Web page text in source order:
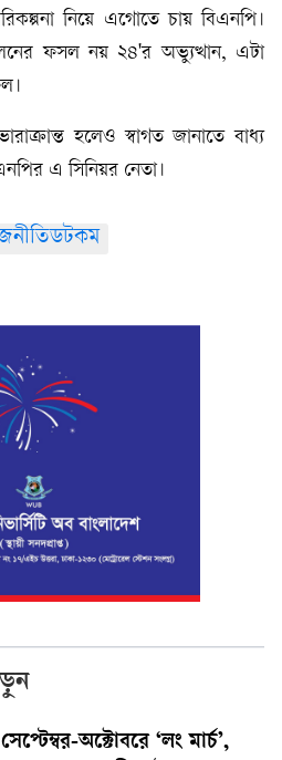
নিয়ে এগোতে চায় বিএনপি।
ফসল নয় ২৪'র অভ্যুত্থান, এটা
হলেও স্বাগত জানাতে বাধ্য
এ সিনিয়র নেতা।
সেপ্টেম্বর-অক্টোবরে ‘লং মার্চ’,